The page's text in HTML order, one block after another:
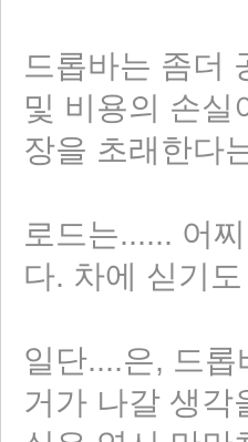
드롭바는 좀더
및 비용의 손실
장을 초래한다
로드는...... 어
다. 차에 싣기
일단....은, 드
거가 나갈 생각